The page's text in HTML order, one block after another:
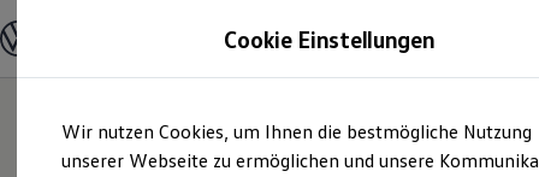
Hauptinhalt
springen
Footer
springen
Modelle und Konfigurator
Modelle vergleichen
Elektroautos
ENERGY Sondermodelle
Cookie Einstellungen
Wir nutzen Cookies, um Ihnen die bestmögliche Nutzung
unserer Webseite zu ermöglichen und unsere